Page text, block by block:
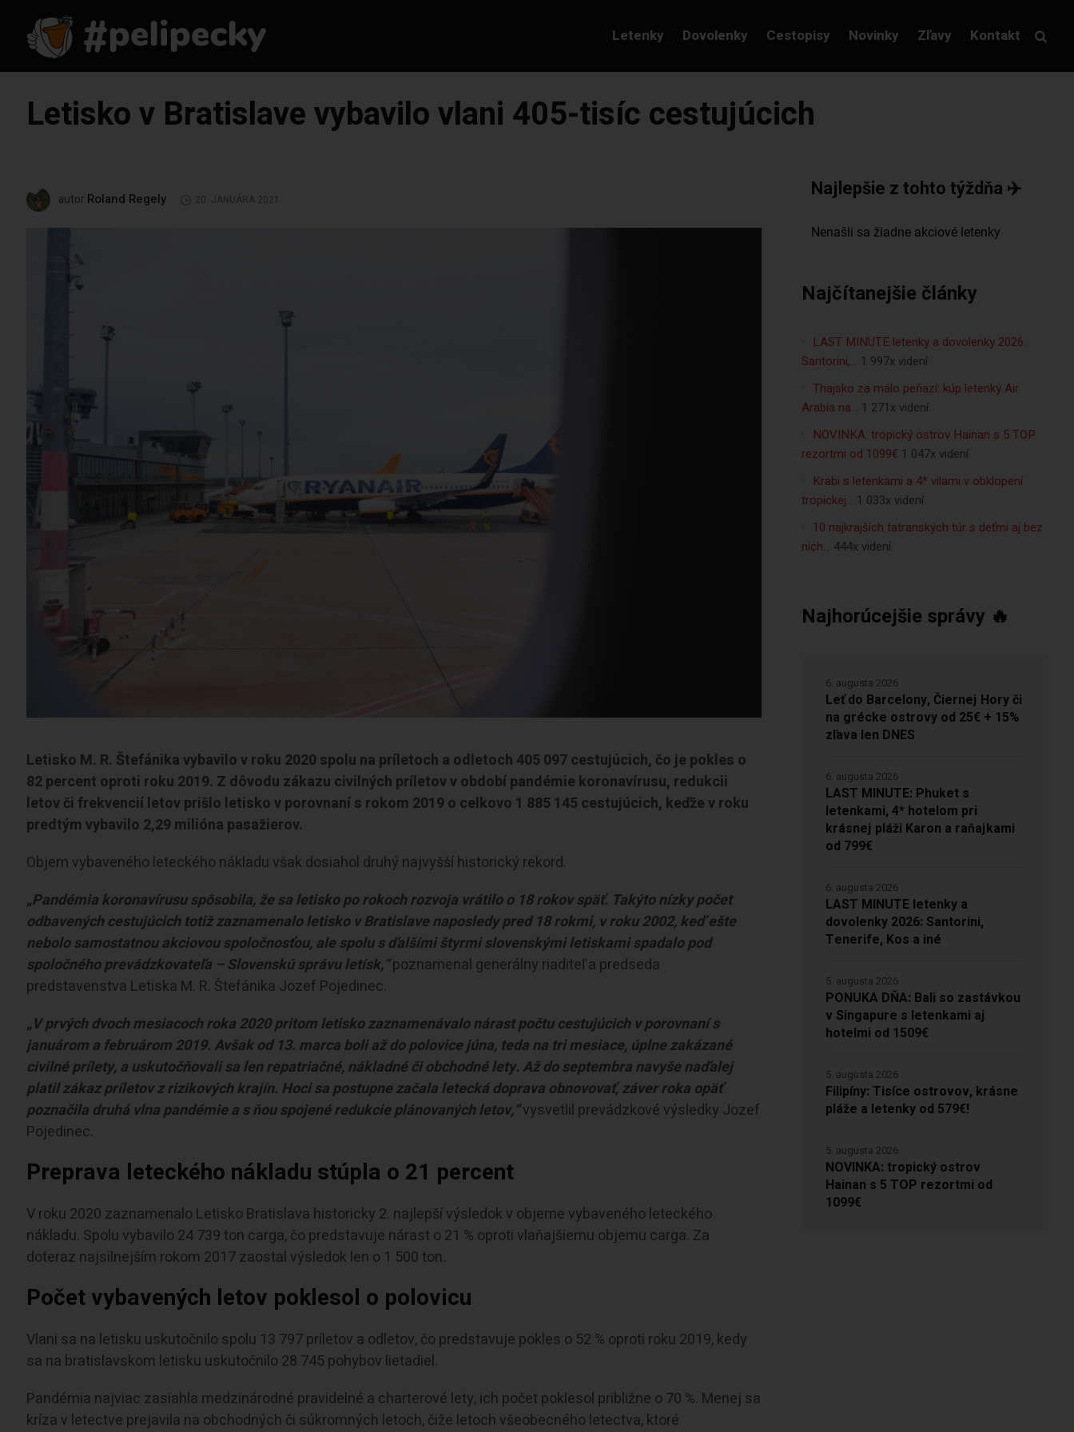
Letenky Dovolenky Cestopisy Novinky Zľavy Kontakt
Letisko v Bratislave vybavilo vlani 405-tisíc cestujúcich
autor Roland Regely 20. JANUÁRA 2021
Letisko M. R. Štefánika vybavilo v roku 2020 spolu na príletoch a odletoch 405 097 cestujúcich, čo je pokles o
82 percent oproti roku 2019. Z dôvodu zákazu civilných príletov v období pandémie koronavírusu, redukcii
letov či frekvencií letov prišlo letisko v porovnaní s rokom 2019 o celkovo 1 885 145 cestujúcich, keďže v roku
predtým vybavilo 2,29 milióna pasažierov.
Objem vybaveného leteckého nákladu však dosiahol druhý najvyšší historický rekord.
„Pandémia koronavírusu spôsobila, že sa letisko po rokoch rozvoja vrátilo o 18 rokov späť. Takýto nízky počet
odbavených cestujúcich totiž zaznamenalo letisko v Bratislave naposledy pred 18 rokmi, v roku 2002, keď ešte
nebolo samostatnou akciovou spoločnosťou, ale spolu s ďalšími štyrmi slovenskými letiskami spadalo pod
spoločného prevádzkovateľa – Slovenskú správu letísk,“poznamenal generálny riaditeľ a predseda
predstavenstva Letiska M. R. Štefánika Jozef Pojedinec.
„V prvých dvoch mesiacoch roka 2020 pritom letisko zaznamenávalo nárast počtu cestujúcich v porovnaní s
januárom a februárom 2019. Avšak od 13. marca boli až do polovice júna, teda na tri mesiace, úplne zakázané
civilné prílety, a uskutočňovali sa len repatriačné, nákladné či obchodné lety. Až do septembra navyše naďalej
platil zákaz príletov z rizikových krajín. Hoci sa postupne začala letecká doprava obnovovať, záver roka opäť
poznačila druhá vlna pandémie a s ňou spojené redukcie plánovaných letov,“vysvetlil prevádzkové výsledky Jozef
Pojedinec.
Preprava leteckého nákladu stúpla o 21 percent
V roku 2020 zaznamenalo Letisko Bratislava historicky 2. najlepší výsledok v objeme vybaveného leteckého
nákladu. Spolu vybavilo 24 739 ton carga, čo predstavuje nárast o 21 % oproti vlaňajšiemu objemu carga. Za
doteraz najsilnejším rokom 2017 zaostal výsledok len o 1 500 ton.
Počet vybavených letov poklesol o polovicu
Vlani sa na letisku uskutočnilo spolu 13 797 príletov a odletov, čo predstavuje pokles o 52 % oproti roku 2019, kedy
sa na bratislavskom letisku uskutočnilo 28 745 pohybov lietadiel.
Pandémia najviac zasiahla medzinárodné pravidelné a charterové lety, ich počet poklesol približne o 70 %. Menej sa
kríza v letectve prejavila na obchodných či súkromných letoch, čiže letoch všeobecného letectva, ktoré
Najlepšie z tohto týždňa ✈️
Najčítanejšie články
LAST MINUTE letenky a dovolenky 2026:
Santorini,… 1 997x videní
Thajsko za málo peňazí: kúp letenky Air
Arabia na… 1 271x videní
NOVINKA: tropický ostrov Hainan s 5 TOP
rezortmi od 1099€ 1 047x videní
Krabi s letenkami a 4* vilami v obklopení
tropickej… 1 033x videní
10 najkrajších tatranských túr s deťmi aj bez
nich… 444x videní
Najhorúcejšie správy 🔥
Leť do Barcelony, Čiernej Hory či
na grécke ostrovy od 25€ + 15%
zľava len DNES
6. augusta 2026
LAST MINUTE: Phuket s
letenkami, 4* hotelom pri
krásnej pláži Karon a raňajkami
od 799€
6. augusta 2026
LAST MINUTE letenky a
dovolenky 2026: Santorini,
Tenerife, Kos a iné
6. augusta 2026
PONUKA DŇA: Bali so zastávkou
v Singapure s letenkami aj
hotelmi od 1509€
5. augusta 2026
Filipíny: Tisíce ostrovov, krásne
pláže a letenky od 579€!
5. augusta 2026
NOVINKA: tropický ostrov
Hainan s 5 TOP rezortmi od
1099€
5. augusta 2026